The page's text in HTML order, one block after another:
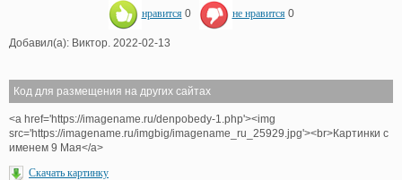
нравится 0 не нравится 0
Добавил(а): Виктор. 2022-02-13
Код для размещения на других сайтах
<a href='https://imagename.ru/denpobedy-1.php'><img
src='https://imagename.ru/imgbig/imagename_ru_25929.jpg'><br>Картинки с
именем 9 Мая</a>
Скачать картинку